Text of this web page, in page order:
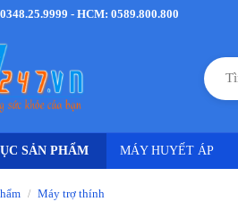
- HCM: 0589.800.800
SẢN PHẨM MÁY HUYẾT ÁP
/ Máy trợ thính